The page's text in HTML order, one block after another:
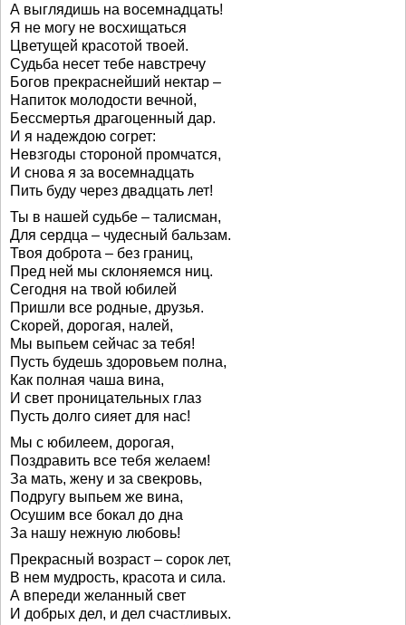
А выглядишь на восемнадцать!
Я не могу не восхищаться
Цветущей красотой твоей.
Судьба несет тебе навстречу
Богов прекраснейший нектар –
Напиток молодости вечной,
Бессмертья драгоценный дар.
И я надеждою согрет:
Невзгоды стороной промчатся,
И снова я за восемнадцать
Пить буду через двадцать лет!
Ты в нашей судьбе – талисман,
Для сердца – чудесный бальзам.
Твоя доброта – без границ,
Пред ней мы склоняемся ниц.
Сегодня на твой юбилей
Пришли все родные, друзья.
Скорей, дорогая, налей,
Мы выпьем сейчас за тебя!
Пусть будешь здоровьем полна,
Как полная чаша вина,
И свет проницательных глаз
Пусть долго сияет для нас!
Мы с юбилеем, дорогая,
Поздравить все тебя желаем!
За мать, жену и за свекровь,
Подругу выпьем же вина,
Осушим все бокал до дна
За нашу нежную любовь!
Прекрасный возраст – сорок лет,
В нем мудрость, красота и сила.
А впереди желанный свет
И добрых дел, и дел счастливых.